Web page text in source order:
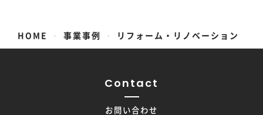
HOME - 事業事例 - リフォーム・リノベーション
Contact
お問い合わせ